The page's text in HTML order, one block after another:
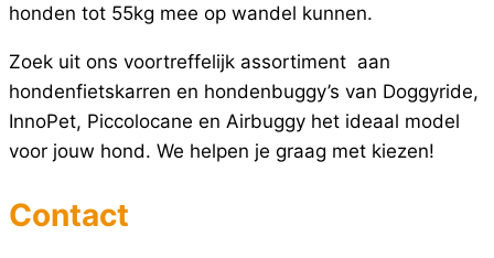
honden tot 55kg mee op wandel kunnen.
Zoek uit ons voortreffelijk assortiment aan
hondenfietskarren en hondenbuggy’s van Doggyride,
InnoPet, Piccolocane en Airbuggy het ideaal model
voor jouw hond. We helpen je graag met kiezen!
Contact